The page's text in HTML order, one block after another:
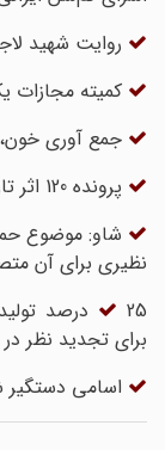
روایت شهید
کمیته مجازات
جمع آوری خون،
پرونده 120 اثر تاریخی برای ثبت جهانی آماده شده است
شاو: موضوع
نظیری برای آن
25 درصد
برای تجدید نظر در
اسامی دستگیر